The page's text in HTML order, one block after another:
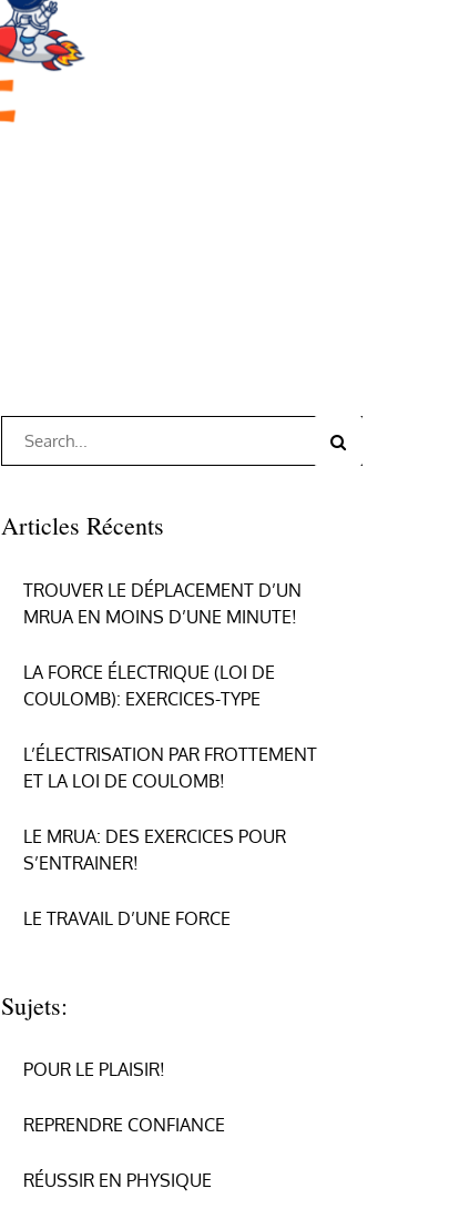
Search
Articles Récents
TROUVER LE DÉPLACEMENT D’UN
MRUA EN MOINS D’UNE MINUTE!
LA FORCE ÉLECTRIQUE (LOI DE
COULOMB): EXERCICES-TYPE
L’ÉLECTRISATION PAR FROTTEMENT
ET LA LOI DE COULOMB!
LE MRUA: DES EXERCICES POUR
S’ENTRAINER!
LE TRAVAIL D’UNE FORCE
Sujets:
POUR LE PLAISIR!
REPRENDRE CONFIANCE
RÉUSSIR EN PHYSIQUE